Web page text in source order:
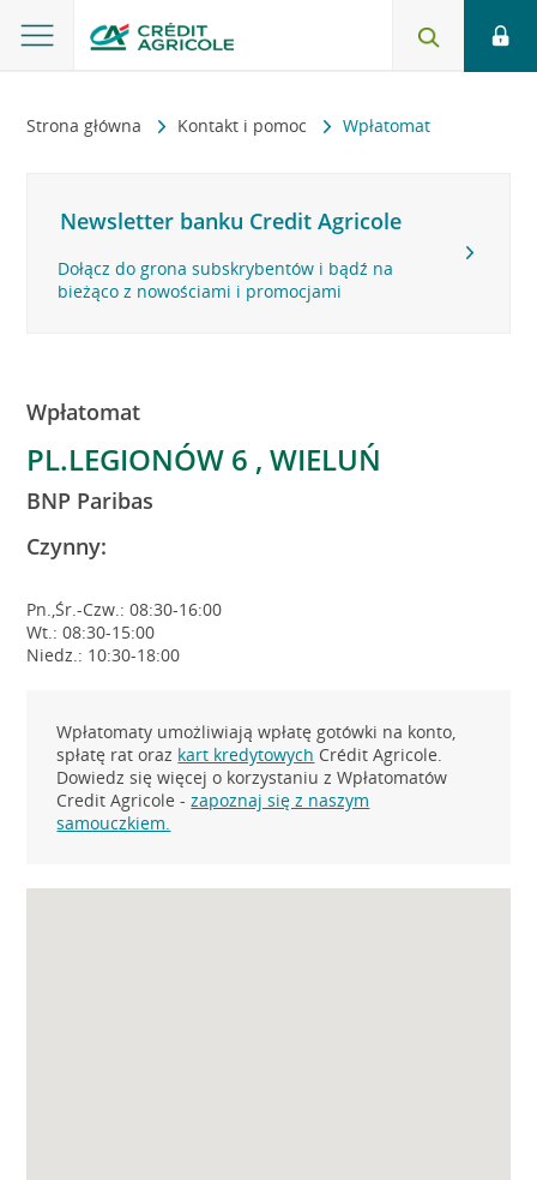
Strona główna Kontakt i pomoc Wpłatomat
Newsletter banku Credit Agricole
Dołącz do grona subskrybentów i bądź na
bieżąco z nowościami i promocjami
Wpłatomat
PL.LEGIONÓW 6 , WIELUŃ
BNP Paribas
Czynny:
Pn.,Śr.-Czw.: 08:30-16:00
Wt.: 08:30-15:00
Niedz.: 10:30-18:00
Wpłatomaty umożliwiają wpłatę gotówki na konto,
spłatę rat oraz kart kredytowych Crédit Agricole.
Dowiedz się więcej o korzystaniu z Wpłatomatów
Credit Agricole -zapoznaj się z naszym
samouczkiem.